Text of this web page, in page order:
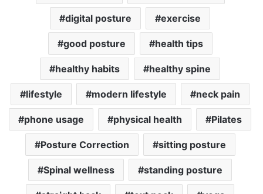
digital posture exercise
good posture health tips
healthy habits healthy spine
lifestyle modern lifestyle neck pain
phone usage physical health Pilates
Posture Correction sitting posture
Spinal wellness standing posture